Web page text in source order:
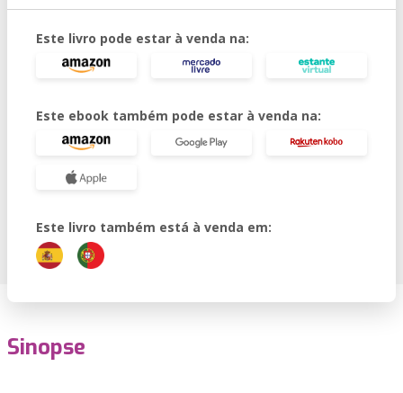
Este livro pode estar à venda na:
Este ebook também pode estar à venda na:
Este livro também está à venda em:
Sinopse